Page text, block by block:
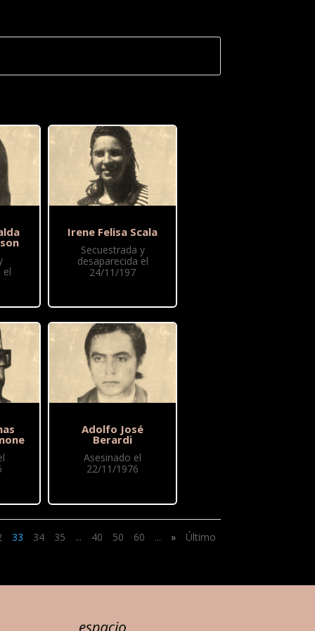
el
Irene Felisa Scala
Secuestrada y
desaparecida el
24/11/197
Adolfo José
Berardi
Asesinado el
22/11/1976
33 34 35 ... 40 50 60 ... » Último